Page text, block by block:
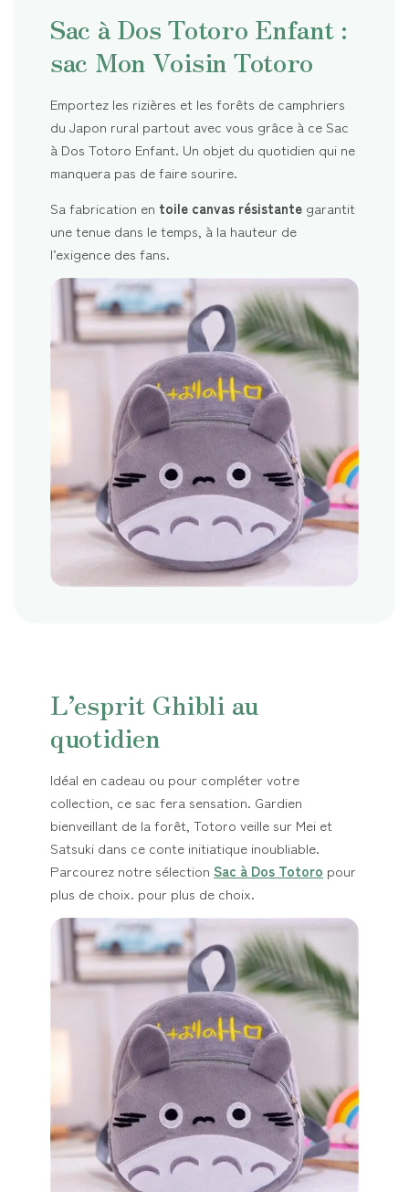
Sac à Dos Totoro Enfant :
sac Mon Voisin Totoro
Emportez les rizières et les forêts de camphriers
du Japon rural partout avec vous grâce à ce Sac
à Dos Totoro Enfant. Un objet du quotidien qui ne
manquera pas de faire sourire.
Sa fabrication en toile canvas résistante garantit
une tenue dans le temps, à la hauteur de
l’exigence des fans.
L’esprit Ghibli au
quotidien
Idéal en cadeau ou pour compléter votre
collection, ce sac fera sensation. Gardien
bienveillant de la forêt, Totoro veille sur Mei et
Satsuki dans ce conte initiatique inoubliable.
Parcourez notre sélection Sac à Dos Totoro pour
plus de choix. pour plus de choix.